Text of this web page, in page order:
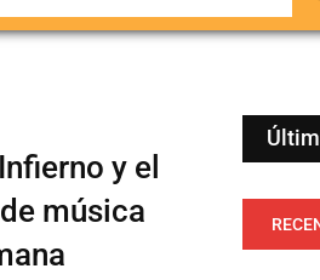
y el
música